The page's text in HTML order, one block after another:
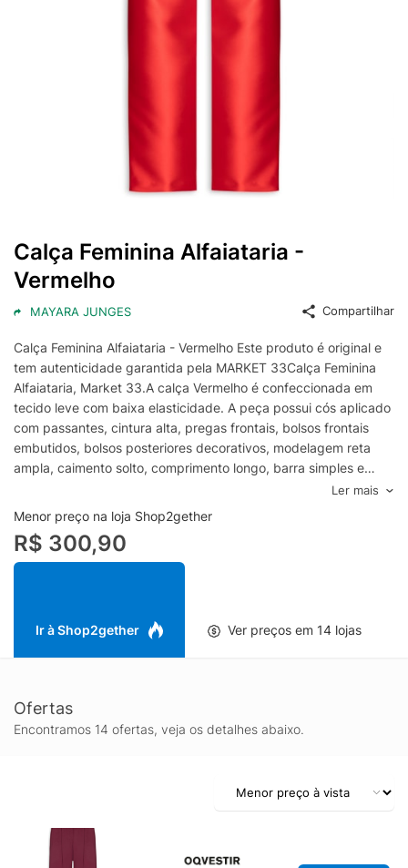
Calça Feminina Alfaiataria -
Vermelho
MAYARA JUNGES Compartilhar
Calça Feminina Alfaiataria - Vermelho Este produto é original e
tem autenticidade garantida pela MARKET 33Calça Feminina
Alfaiataria, Market 33.A calça Vermelho é confeccionada em
tecido leve com baixa elasticidade. A peça possui cós aplicado
com passantes, cintura alta, pregas frontais, bolsos frontais
embutidos, bolsos posteriores decorativos, modelagem reta
ampla, caimento solto, comprimento longo, barra simples e
fechamento frontal por zíper e botão.- Tecido leve com baixa
elasticidade- Cintura alta- Passantes aplicados- Pregas
frontais- Bolsos frontais embutidos- Bolsos posteriores
decorativos- Modelagem reta ampla- Comprimento longo-
Fechamento por zíper e botãoEspecificações & CuidadosLavar
Ler mais
Menor preço na loja Shop2gether
R$ 300,90
Ir à Shop2gether Ver preços em 14 lojas
Ofertas
Encontramos 14 ofertas, veja os detalhes abaixo.